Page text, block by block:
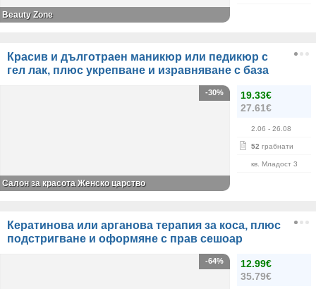
Beauty Zone
Красив и дълготраен маникюр или педикюр с
гел лак, плюс укрепване и изравняване с база
19.33€
27.61€
2.06 - 26.08
52 грабнати
кв. Младост 3
-30%
Салон за красота Женско царство
Кератинова или арганова терапия за коса, плюс
подстригване и оформяне с прав сешоар
12.99€
35.79€
-64%